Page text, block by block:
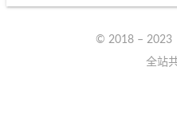
© 2018 – 2023
全站